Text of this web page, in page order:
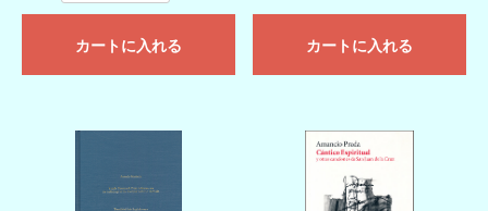
カートに入れる カートに入れる